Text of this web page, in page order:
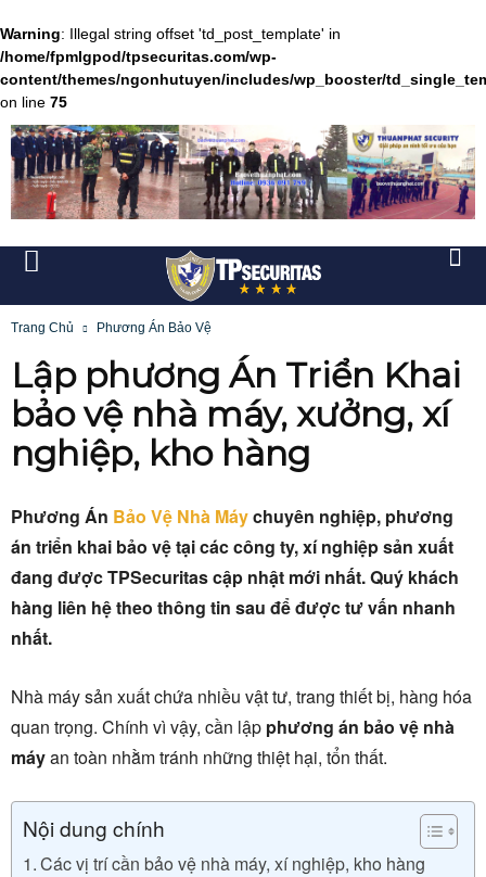
Warning: Illegal string offset 'td_post_template' in
/home/fpmlgpod/tpsecuritas.com/wp-
content/themes/ngonhutuyen/includes/wp_booster/
on line 75
Trang Chủ Phương Án Bảo Vệ
Lập phương Án Triển Khai
bảo vệ nhà máy, xưởng, xí
nghiệp, kho hàng
Phương Án Bảo Vệ Nhà Máychuyên nghiệp, phương
án triển khai bảo vệ tại các công ty, xí nghiệp sản xuất
đang được TPSecuritas cập nhật mới nhất. Quý khách
hàng liên hệ theo thông tin sau để được tư vấn nhanh
nhất.
Nhà máy sản xuất chứa nhiều vật tư, trang thiết bị, hàng hóa
quan trọng. Chính vì vậy, cần lập phương án bảo vệ nhà
máyan toàn nhằm tránh những thiệt hại, tổn thất.
Nội dung chính
Các vị trí cần bảo vệ nhà máy, xí nghiệp, kho hàng